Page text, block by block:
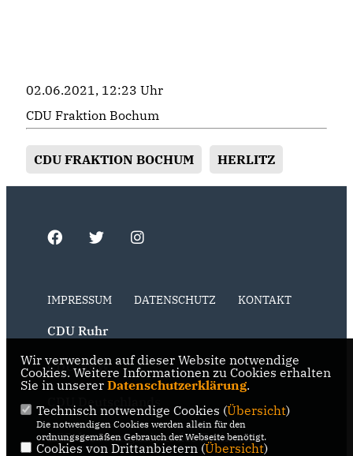
02.06.2021, 12:23 Uhr
CDU Fraktion Bochum
CDU FRAKTION BOCHUM HERLITZ
IMPRESSUM DATENSCHUTZ KONTAKT
CDU Ruhr
CDU NRW
RSS der Neuigkeiten der Fraktion
Wir verwenden auf dieser Website notwendige
Cookies. Weitere Informationen zu Cookies erhalten
Sie in unserer Datenschutzerklärung.
Technisch notwendige Cookies (Übersicht)
Die notwendigen Cookies werden allein für den
ordnungsgemäßen Gebrauch der Webseite benötigt.
Cookies von Drittanbietern (Übersicht)